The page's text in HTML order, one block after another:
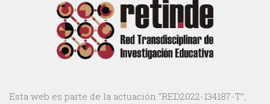
Esta web es parte de la actuación “RED2022-134187-T”,